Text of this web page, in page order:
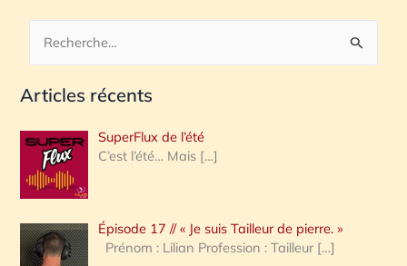
c
e
r
c
h
e
Articles récents
SuperFlux de l’été
C’est l’été… Mais […]
Épisode 17 // « Je suis Tailleur de pierre. »
Prénom : Lilian Profession : Tailleur […]